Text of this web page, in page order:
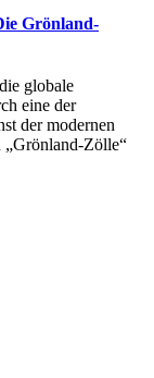
Grönland-
globale
eine der
der modernen
„Grönland-Zölle“